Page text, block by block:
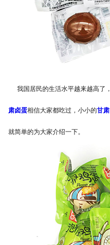
我国居民的生活水平越来越高了
肃卤蛋相信大家都吃过，小小的甘
就简单的为大家介绍一下。